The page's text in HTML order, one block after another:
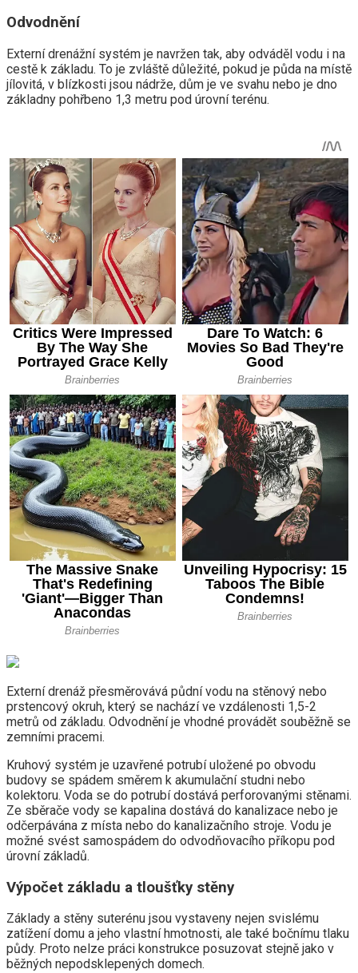
Odvodnění
Externí drenážní systém je navržen tak, aby odváděl vodu i na
cestě k základu. To je zvláště důležité, pokud je půda na místě
jílovitá, v blízkosti jsou nádrže, dům je ve svahu nebo je dno
základny pohřbeno 1,3 metru pod úrovní terénu.
Externí drenáž přesměrovává půdní vodu na stěnový nebo
prstencový okruh, který se nachází ve vzdálenosti 1,5-2
metrů od základu. Odvodnění je vhodné provádět souběžně se
zemními pracemi.
Kruhový systém je uzavřené potrubí uložené po obvodu
budovy se spádem směrem k akumulační studni nebo
kolektoru. Voda se do potrubí dostává perforovanými stěnami.
Ze sběrače vody se kapalina dostává do kanalizace nebo je
odčerpávána z místa nebo do kanalizačního stroje. Vodu je
možné svést samospádem do odvodňovacího příkopu pod
úrovní základů.
Výpočet základu a tloušťky stěny
Základy a stěny suterénu jsou vystaveny nejen svislému
zatížení domu a jeho vlastní hmotnosti, ale také bočnímu tlaku
půdy. Proto nelze práci konstrukce posuzovat stejně jako v
běžných nepodsklepených domech.